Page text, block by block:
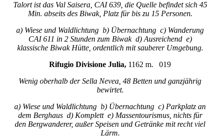
Talort ist das Val Saisera, CAI 639, die Quelle befindet sich 45
Min. abseits des Biwak, Platz für bis zu 15 Personen.
a) Wiese und Waldlichtung b) Übernachtung c) Wanderung
CAI 611 in 2 Stunden zum Biwak d) Ausreichend e)
klassische Biwak Hütte, ordentlich mit sauberer Umgebung.
Rifugio Divisione Julia, 1162 m. 019
Wenig oberhalb der Sella Nevea, 48 Betten und ganzjährig
bewirtet.
a) Wiese und Waldlichtung b) Übernachtung c) Parkplatz an
dem Berghaus d) Komplett e) Massentourismus, nichts für
den Bergwanderer, außer Speisen und Getränke mit recht viel
Lärm.